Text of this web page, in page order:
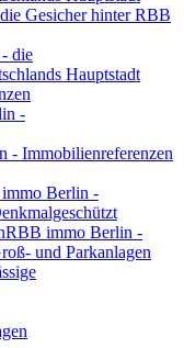
Gesicher hinter RBB
die
Hauptstadt
-
- Immobilienreferenzen
Berlin -
RBB immo Berlin -
und Parkanlagen